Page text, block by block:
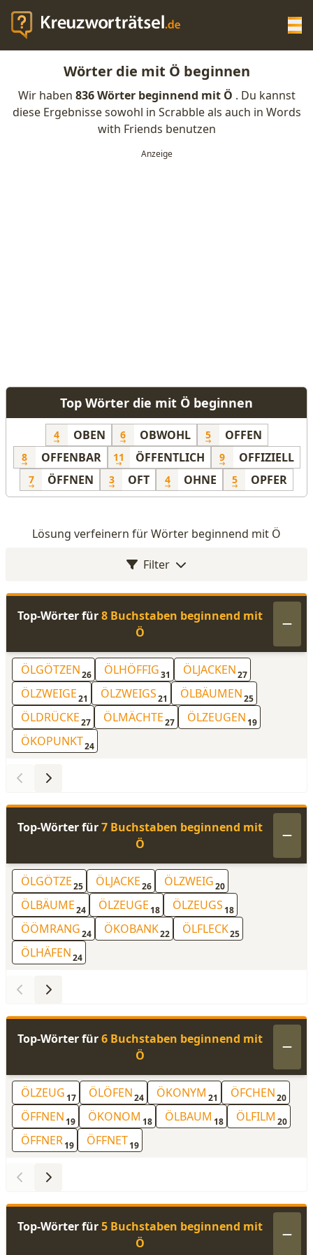
KREUZWORTRÄTSEL-HILFE
SCRABBLE HILFE
Wörter die mit Ö beginnen
Wir haben 836 Wörter beginnend mit Ö . Du kannst
diese Ergebnisse sowohl in Scrabble als auch in Words
with Friends benutzen
Top Wörter die mit Ö beginnen
4 OBEN 6 OBWOHL 5 OFFEN
8 OFFENBAR 11 ÖFFENTLICH 9 OFFIZIELL
7 ÖFFNEN 3 OFT 4 OHNE 5 OPFER
Lösung verfeinern für Wörter beginnend mit Ö
Filter
Top-Wörter für 8 Buchstaben beginnend mit
Ö
ÖLGÖTZEN26 ÖLHÖFFIG31 ÖLJACKEN27
ÖLZWEIGE21 ÖLZWEIGS21 ÖLBÄUMEN25
ÖLDRÜCKE27 ÖLMÄCHTE27 ÖLZEUGEN 19
ÖKOPUNKT24
Top-Wörter für 7 Buchstaben beginnend mit
Ö
ÖLGÖTZE25 ÖLJACKE26 ÖLZWEIG20
ÖLBÄUME24 ÖLZEUGE 18 ÖLZEUGS 18
ÖÖMRANG24 ÖKOBANK22 ÖLFLECK25
ÖLHÄFEN24
Top-Wörter für 6 Buchstaben beginnend mit
Ö
ÖLZEUG 17 ÖLÖFEN24 ÖKONYM 21 ÖFCHEN20
ÖFFNEN 19 ÖKONOM 18 ÖLBAUM 18 ÖLFILM 20
ÖFFNER19 ÖFFNET19
Top-Wörter für 5 Buchstaben beginnend mit
Ö